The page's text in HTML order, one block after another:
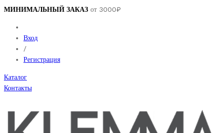
МИНИМАЛЬНЫЙ ЗАКАЗ от 3000₽
Вход
/
Регистрация
Каталог
Контакты